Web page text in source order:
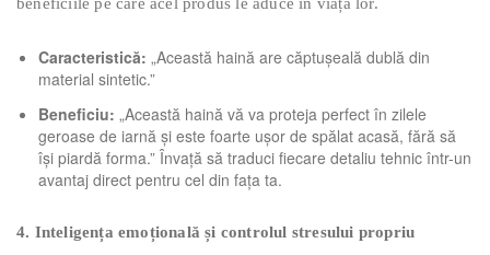
Caracteristică: „Această haină are căptușeală dublă din
material sintetic.”
Beneficiu: „Această haină vă va proteja perfect în zilele
geroase de iarnă și este foarte ușor de spălat acasă, fără să
își piardă forma.” Învață să traduci fiecare detaliu tehnic într-un
avantaj direct pentru cel din fața ta.
4. Inteligența emoțională și controlul stresului propriu